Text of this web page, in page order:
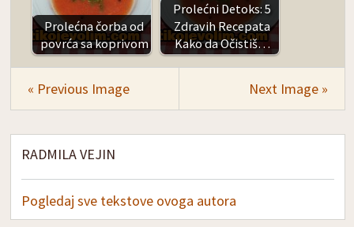
Prolećna čorba od
povrća sa koprivom
Prolećni Detoks: 5
Zdravih Recepata
Kako da Očistiš…
« Previous Image Next Image »
RADMILA VEJIN
Pogledaj sve tekstove ovoga autora